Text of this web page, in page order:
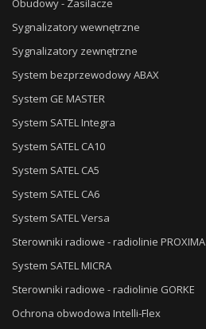
Obudowy - Zasilacze
Sygnalizatory wewnętrzne
Sygnalizatory zewnętrzne
System bezprzewodowy ABAX
System GE MASTER
System SATEL Integra
System SATEL CA10
System SATEL CA5
System SATEL CA6
System SATEL Versa
Sterowniki radiowe - radiolinie PROXIMA
System SATEL MICRA
Sterowniki radiowe - radiolinie GORKE
Ochrona obwodowa Intelli-Flex